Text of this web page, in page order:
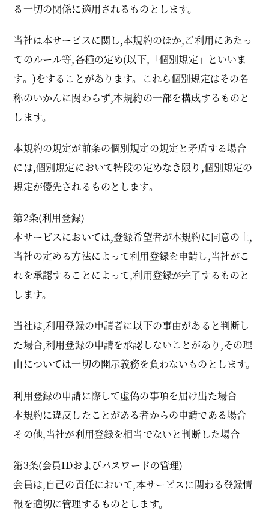
る一切の関係に適用されるものとします。
当社は本サービスに関し,本規約のほか,ご利用にあたっ
てのルール等,各種の定め(以下,「個別規定」といいま
す。)をすることがあります。これら個別規定はその名
称のいかんに関わらず,本規約の一部を構成するものと
します。
本規約の規定が前条の個別規定の規定と矛盾する場合
には,個別規定において特段の定めなき限り,個別規定の
規定が優先されるものとします。
第2条(利用登録)
本サービスにおいては,登録希望者が本規約に同意の上,
当社の定める方法によって利用登録を申請し,当社がこ
れを承認することによって,利用登録が完了するものと
します。
当社は,利用登録の申請者に以下の事由があると判断し
た場合,利用登録の申請を承認しないことがあり,その理
由については一切の開示義務を負わないものとします。
利用登録の申請に際して虚偽の事項を届け出た場合
本規約に違反したことがある者からの申請である場合
その他,当社が利用登録を相当でないと判断した場合
第3条(会員IDおよびパスワードの管理)
会員は,自己の責任において,本サービスに関わる登録情
報を適切に管理するものとします。